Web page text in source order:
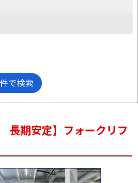
で検索
期安定】フォークリフ